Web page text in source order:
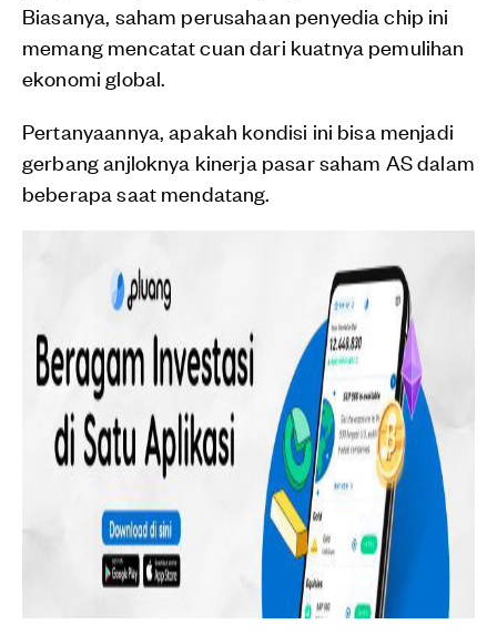
Biasanya, saham perusahaan penyedia chip ini
memang mencatat cuan dari kuatnya pemulihan
ekonomi global.
Pertanyaannya, apakah kondisi ini bisa menjadi
gerbang anjloknya kinerja pasar saham AS dalam
beberapa saat mendatang.